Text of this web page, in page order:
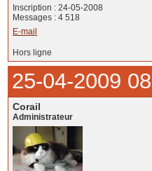
Inscription : 24-05-2008
Messages : 4 518
E-mail
Hors ligne
25-04-2009
Corail
Administrateur